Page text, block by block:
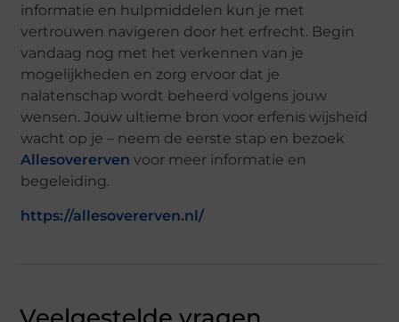
informatie en hulpmiddelen kun je met
vertrouwen navigeren door het erfrecht. Begin
vandaag nog met het verkennen van je
mogelijkheden en zorg ervoor dat je
nalatenschap wordt beheerd volgens jouw
wensen. Jouw ultieme bron voor erfenis wijsheid
wacht op je – neem de eerste stap en bezoek
Allesovererven voor meer informatie en
begeleiding.
https://allesovererven.nl/